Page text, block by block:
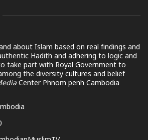
about Islam based on real findings and
Hadith and adhering to logic and
take part with Royal Government to
the diversity cultures and belief
Center Phnom penh Cambodia